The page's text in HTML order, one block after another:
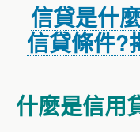
信貸是什
信貸條件?
什麼是信用